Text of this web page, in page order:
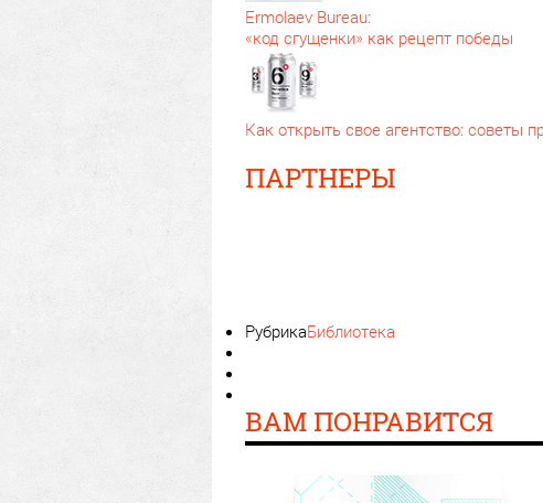
Ermolaev Bureau:
«код сгущенки» как рецепт победы
Как открыть свое агентство: советы
ПАРТНЕРЫ
РубрикаБиблиотека
ВАМ ПОНРАВИТСЯ